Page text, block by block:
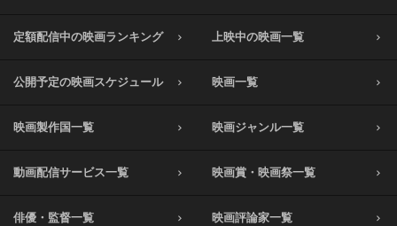
定額配信中の映画ランキング 上映中の映画一覧
公開予定の映画スケジュール 映画一覧
映画製作国一覧 映画ジャンル一覧
動画配信サービス一覧 映画賞・映画祭一覧
俳優・監督一覧 映画評論家一覧